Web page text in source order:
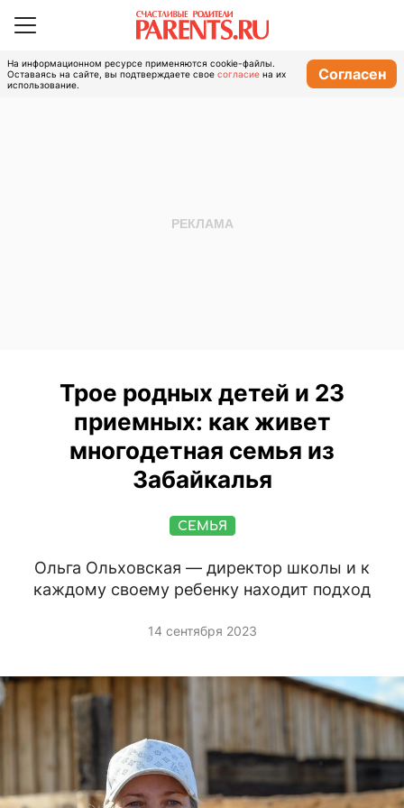
На информационном ресурсе применяются cookie-файлы.
Оставаясь на сайте, вы подтверждаете свое согласие на их
использование.
Согласен
Трое родных детей и 23
приемных: как живет
многодетная семья из
Забайкалья
СЕМЬЯ
Ольга Ольховская — директор школы и к
каждому своему ребенку находит подход
14 сентября 2023